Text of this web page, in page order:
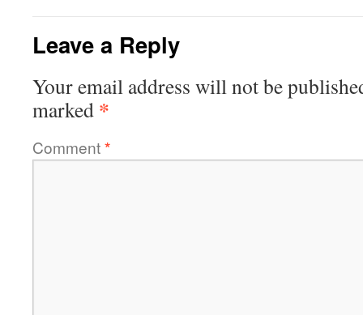
Leave a Reply
Your email address will not be
marked *
Comment*